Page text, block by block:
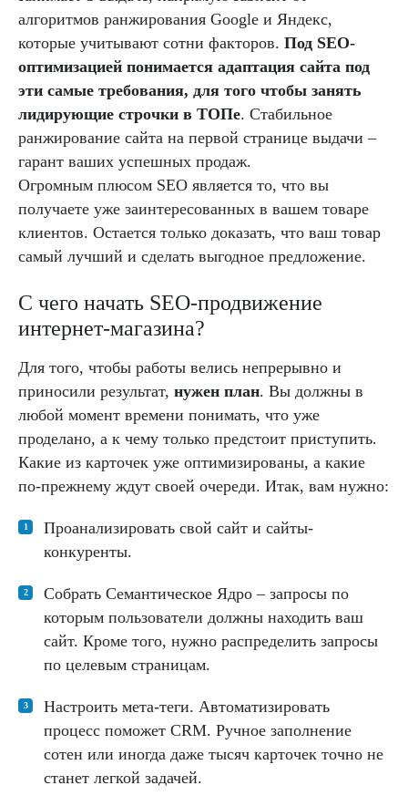
алгоритмов ранжирования Google и Яндекс,
которые учитывают сотни факторов. Под SEO-
оптимизацией понимается адаптация сайта под
эти самые требования, для того чтобы занять
лидирующие строчки в ТОПе. Стабильное
ранжирование сайта на первой странице выдачи –
гарант ваших успешных продаж.
Огромным плюсом SEO является то, что вы
получаете уже заинтересованных в вашем товаре
клиентов. Остается только доказать, что ваш товар
самый лучший и сделать выгодное предложение.
С чего начать SEO-продвижение
интернет-магазина?
Для того, чтобы работы велись непрерывно и
приносили результат, нужен план. Вы должны в
любой момент времени понимать, что уже
проделано, а к чему только предстоит приступить.
Какие из карточек уже оптимизированы, а какие
по-прежнему ждут своей очереди. Итак, вам нужно:
Проанализировать свой сайт и сайты-
конкуренты.
Собрать Семантическое Ядро – запросы по
которым пользователи должны находить ваш
сайт. Кроме того, нужно распределить запросы
по целевым страницам.
Настроить мета-теги. Автоматизировать
процесс поможет CRM. Ручное заполнение
сотен или иногда даже тысяч карточек точно не
станет легкой задачей.